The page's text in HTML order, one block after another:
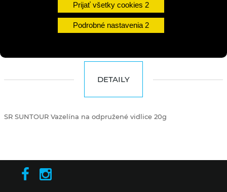
Prijať všetky cookies
Podrobné nastavenia
DO KOŠÍKA
DETAILY
SR SUNTOUR Vazelína na odpružené vidlice 20g